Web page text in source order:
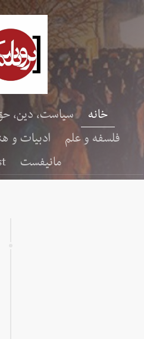
خانه سیاست، دین،
فلسفه و علم
ادبیات و
مانیفست